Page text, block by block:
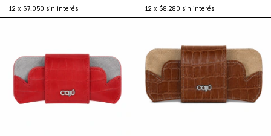
12 x $7.050 sin interés
12 x $8.280 sin interés